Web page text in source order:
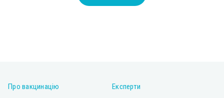
Про вакцинацію Експерти